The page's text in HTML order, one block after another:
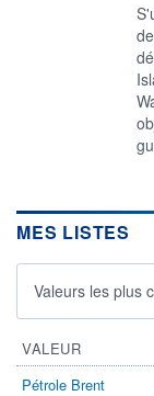
MES LISTES
Valeurs les plus
VALEUR
Pétrole Brent